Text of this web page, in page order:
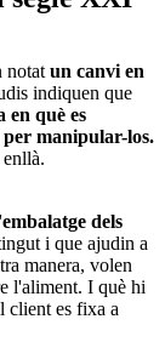
notat un canvi en
indiquen que
en què es
per manipular-los.
dels
i que ajudin a
manera, volen
l'aliment. I què hi
client es fixa a